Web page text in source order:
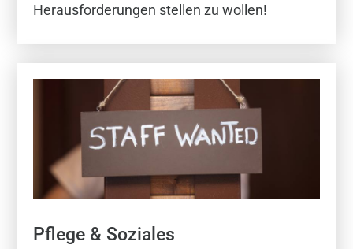
Herausforderungen stellen zu wollen!
Pflege & Soziales